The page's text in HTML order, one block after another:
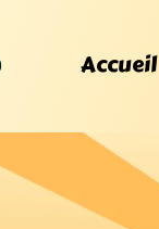
Accueil